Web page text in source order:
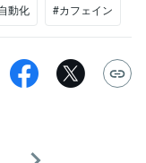
動化 #カフェイン